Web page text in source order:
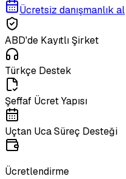
Ücretsiz danışmanlık al
ABD'de Kayıtlı Şirket
Türkçe Destek
Şeffaf Ücret Yapısı
Uçtan Uca Süreç Desteği
Ücretlendirme